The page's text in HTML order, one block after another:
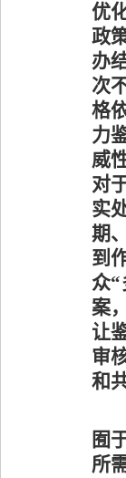
优
政
办
次
格
力
威
对
实
期
到
众“
案
让
审
和
囿
所